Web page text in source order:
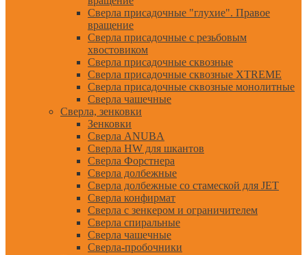
Сверла присадочные "глухие". Правое
вращение
Сверла присадочные с резьбовым
хвостовиком
Сверла присадочные сквозные
Сверла присадочные сквозные XTREME
Сверла присадочные сквозные монолитные
Сверла чашечные
Сверла, зенковки
Зенковки
Сверла ANUBA
Сверла HW для шкантов
Сверла Форстнера
Сверла долбежные
Сверла долбежные со стамеской для JET
Сверла конфирмат
Сверла с зенкером и ограничителем
Сверла спиральные
Сверла чашечные
Сверла-пробочники